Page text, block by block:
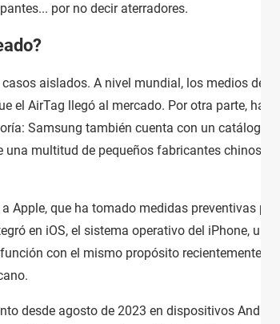
por no decir aterradores.
aislados. A nivel mundial, los medios de
el AirTag llegó al mercado. Por otra parte, hay
Samsung también cuenta con un catálogo
multitud de pequeños fabricantes chinos
Apple, que ha tomado medidas preventivas
en iOS, el sistema operativo del iPhone, una
con el mismo propósito recientemente.
desde agosto de 2023 en dispositivos